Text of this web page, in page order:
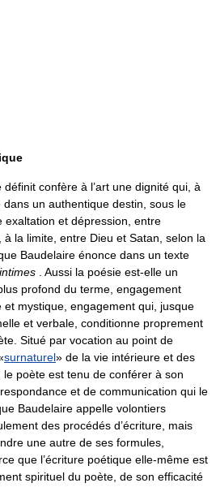
confère à l’art une dignité qui, à
un authentique destin, sous le
exaltation et dépression, entre
la limite, entre Dieu et Satan, selon la
Baudelaire énonce dans un texte
. Aussi la poésie est-elle un
profond du terme, engagement
mystique, engagement qui, jusque
et verbale, conditionne proprement
Situé par vocation au point de
surnaturel» de la vie intérieure et des
poète est tenu de conférer à son
et de communication qui le
Baudelaire appelle volontiers
des procédés d’écriture, mais
une autre de ses formules,
que l’écriture poétique elle-même est
spirituel du poète, de son efficacité